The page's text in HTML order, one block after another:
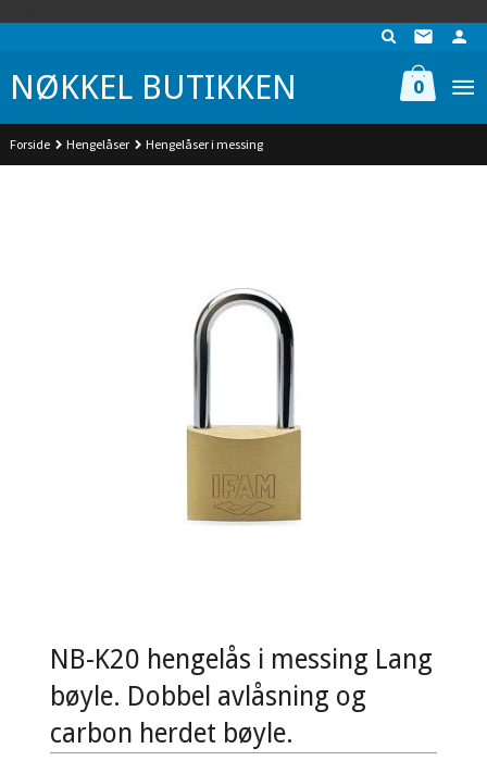
NØKKEL BUTIKKEN 0
Forside Hengelåser Hengelåser i messing
NB-K20 hengelås i messing Lang
bøyle. Dobbel avlåsning og
carbon herdet bøyle.